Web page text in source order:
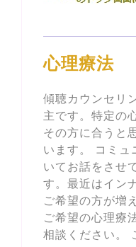
心理療法
傾聴カウンセリ
主です。特定の
その方に合うと
います。 コミュ
いてお話をさせ
す。最近はイン
ご希望の方が増
ご希望の心理療
相談ください。